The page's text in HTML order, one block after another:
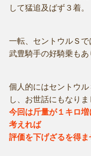
して猛追及ばず３着。
一転、セントウルＳで
武豊騎手の好騎乗もあ
個人的にはセントウ
し、お世話にもなりま
今回は斤量が１キロ
考えれば
評価を下げざるを得ま